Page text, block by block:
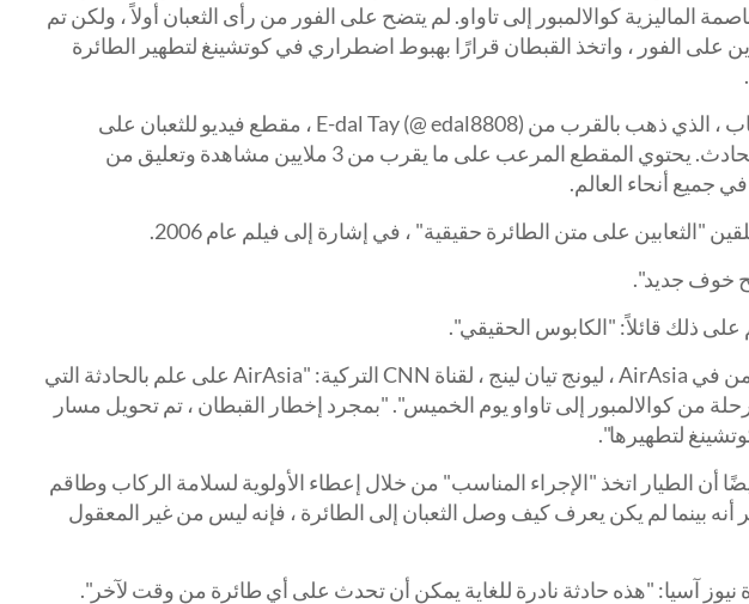
الماليزية كوالالمبور إلى تاواو. لم يتضح على الفور من رأى الثعبان أولاً ، ولكن تم
على الفور ، واتخذ القبطان قرارًا بهبوط اضطراري في كوتشينغ لتطهير الطائرة
نشر أحد الركاب ، الذي ذهب بالقرب من E-dal Tay (@ edal8808) ، مقطع فيديو للثعبان على
TikTok بعد الحادث. يحتوي المقطع المرعب على ما يقرب من 3 ملايين مشاهدة وتعليق من
جميع أنحاء العالم.
"الثعابين على متن الطائرة حقيقية" ، في إشارة إلى فيلم عام 2006.
خوف جديد".
ذلك قائلاً: "الكابوس الحقيقي".
قال رئيس الأمن في AirAsia ، ليونج تيان لينج ، لقناة CNN التركية: "AirAsia على علم بالحادثة التي
من كوالالمبور إلى تاواو يوم الخميس". "بمجرد إخطار القبطان ، تم تحويل مسار
لتطهيرها".
أن الطيار اتخذ "الإجراء المناسب" من خلال إعطاء الأولوية لسلامة الركاب وطاقم
أنه بينما لم يكن يعرف كيف وصل الثعبان إلى الطائرة ، فإنه ليس من غير المعقول
نيوز آسيا: "هذه حادثة نادرة للغاية يمكن أن تحدث على أي طائرة من وقت لآخر".